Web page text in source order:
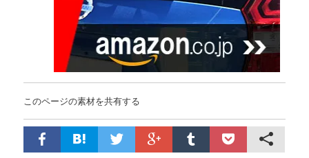
このページの素材を共有する